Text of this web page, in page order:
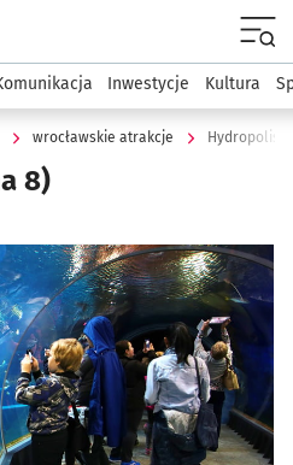
wroclaw.pl
Inwestycje Kultura
wrocławskie atrakcje Hydropolis
8)